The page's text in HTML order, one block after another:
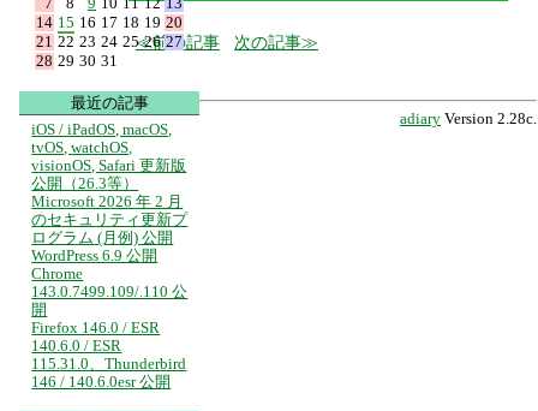
前の記事 次の記事
adiary Version 2.28c.
14 15 16 17 18 19 20
21 22 23 24 25 26 27
28 29 30 31
最近の記事
iOS / iPadOS, macOS,
tvOS, watchOS,
visionOS, Safari 更新版
公開（26.3等）
Microsoft 2026 年 2 月
のセキュリティ更新プ
ログラム (月例) 公開
WordPress 6.9 公開
Chrome
143.0.7499.109/.110 公
開
Firefox 146.0 / ESR
140.6.0 / ESR
115.31.0、Thunderbird
146 / 140.6.0esr 公開